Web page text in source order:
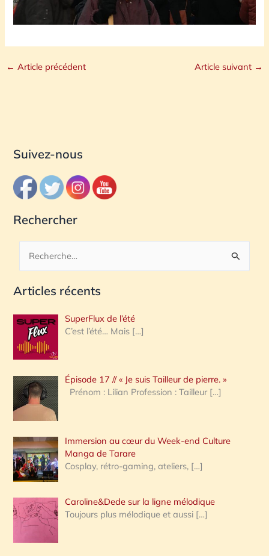
← Article précédent Article suivant →
Suivez-nous
Rechercher
c
e
r
c
h
e
:
Articles récents
SuperFlux de l’été
C’est l’été… Mais […]
Épisode 17 // « Je suis Tailleur de pierre. »
Prénom : Lilian Profession : Tailleur […]
Immersion au cœur du Week-end Culture
Manga de Tarare
Cosplay, rétro-gaming, ateliers, […]
Caroline&Dede sur la ligne mélodique
Toujours plus mélodique et aussi […]